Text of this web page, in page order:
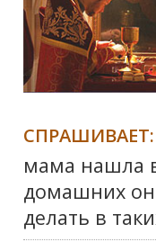
СПРАШИВАЕТ:
мама нашла
домашних он
делать в